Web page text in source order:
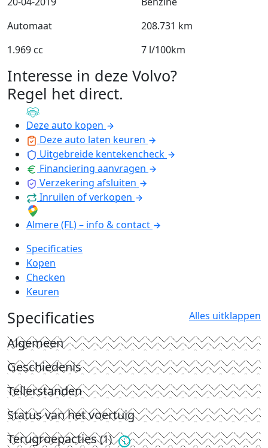
Automaat
208.731 km
1.969 cc
7 l/100km
Interesse in deze Volvo?
Regel het direct.
Deze auto kopen
Deze auto laten keuren
Uitgebreide kentekencheck
Financiering aanvragen
Verzekering afsluiten
Inruilen of verkopen
Almere (FL) – info & contact
Specificaties
Kopen
Checken
Keuren
Specificaties Alles uitklappen
Algemeen
Geschiedenis
Tellerstanden
Status van het voertuig
Terugroepacties(1)